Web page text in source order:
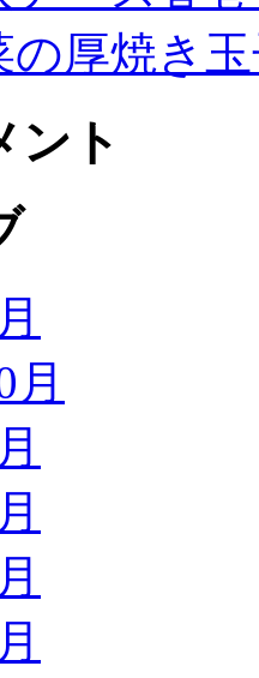
の厚焼き
ント